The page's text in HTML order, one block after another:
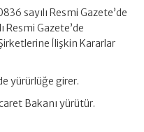
sayılı Resmi Gazete’de
Resmi Gazete’de
İlişkin Kararlar
yürürlüğe girer.
Bakanı yürütür.